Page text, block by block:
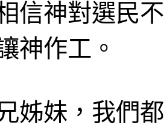
信神對選民
神作工 。
姊妹，我們